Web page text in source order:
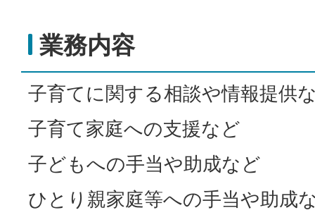
業務内容
子育てに関する相談や情報提供
子育て家庭への支援など
子どもへの手当や助成など
ひとり親家庭等への手当や助成